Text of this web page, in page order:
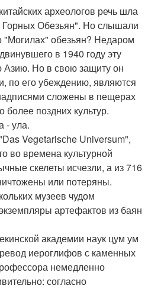
археологов речь шла
Обезьян". Но слышали
"Могилах" обезьян? Недаром
в 1940 году эту
Азию. Но в свою защиту он
по его убеждению, являются
сложены в пещерах
более поздних культур.
- ула.
Vegetarisсhe Universum",
во времена культурной
скелеты исчезли, а из 716
или потеряны.
музеев чудом
артефактов из баян
академии наук цум ум
иероглифов с каменных
немедленно
согласно